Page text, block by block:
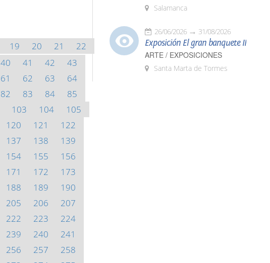
19 20 21
22
40 41 42
43
61 62 63
64
82 83 84
85
103 104
105
120 121
122
137 138
139
154 155
156
171 172
173
188 189
190
205 206
207
222 223
224
239 240
241
256 257
258
Salamanca
26/06/2026 31/08/2026
Exposición El gran banquete II
ARTE / EXPOSICIONES
Santa Marta de Tormes